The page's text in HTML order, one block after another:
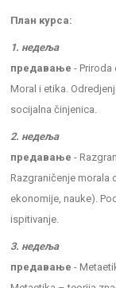
План курса:
1. недеља
предавање - Priroda
Moral i etika.
socijalna činjenica.
2. недеља
предавање -
Razgraničenje morala
ekonomije, nauke).
ispitivanje.
3. недеља
предавање -